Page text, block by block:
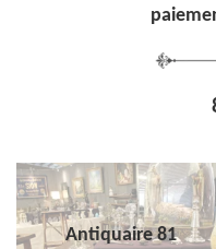
Antiquaire 81